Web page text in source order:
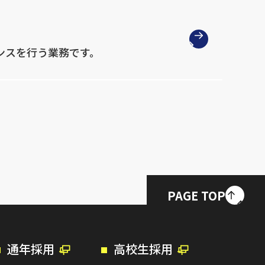
を行う業務です。
PAGE TOP
通年採用 高校生採用